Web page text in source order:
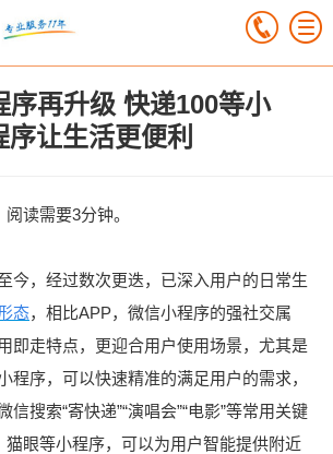
序再升级 快递100等小
序让生活更便利
读需要3分钟。
今，经过数次更迭，已深入用户的日常生
态，相比APP，微信小程序的强社交属
即走特点，更迎合用户使用场景，尤其是
程序，可以快速精准的满足用户的需求，
信搜索“寄快递”“演唱会”“电影”等常用关键
猫眼等小程序，可以为用户智能提供附近